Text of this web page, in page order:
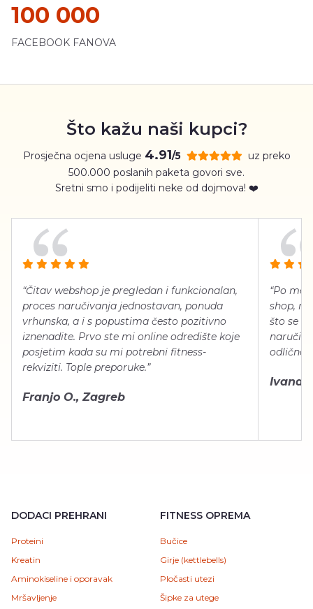
100 000
FACEBOOK FANOVA
Što kažu naši kupci?
Prosječna ocjena usluge 4.91/5
uz preko
500.000 poslanih paketa govori sve.
Sretni smo i podijeliti neke od dojmova! ❤️
“Čitav webshop je pregledan i funkcionalan,
proces naručivanja jednostavan, ponuda
vrhunska, a i s popustima često pozitivno
iznenadite. Prvo ste mi online odredište koje
posjetim kada su mi potrebni fitness-
rekviziti. Tople preporuke.”
Franjo O., Zagreb
“Po
shop,
što se
naručiti,
odlično
Ivana
DODACI PREHRANI
Proteini
Kreatin
Aminokiseline i oporavak
Mršavljenje
FITNESS OPREMA
Bučice
Girje (kettlebells)
Pločasti utezi
Šipke za utege